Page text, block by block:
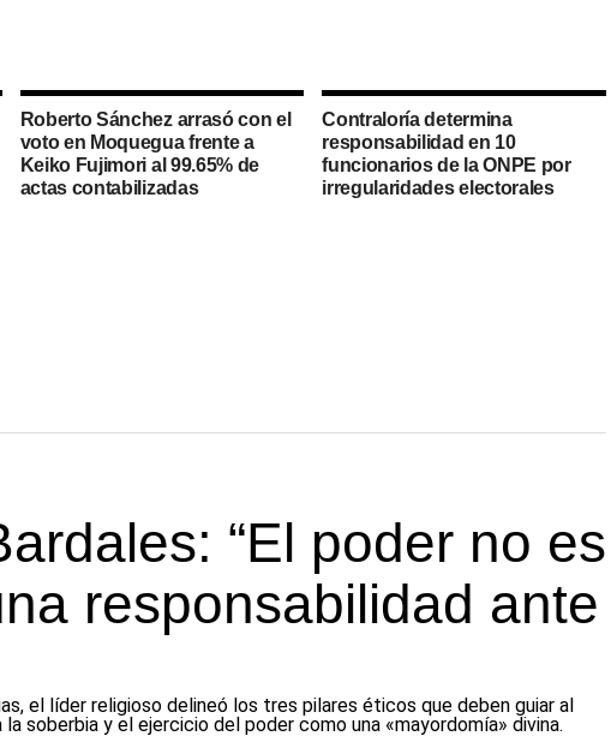
Roberto Sánchez arrasó con el
voto en Moquegua frente a
Keiko Fujimori al 99.65% de
actas contabilizadas
Contraloría determina
responsabilidad en 10
funcionarios de la ONPE por
irregularidades electorales
“El poder no es
responsabilidad ante
el líder religioso delineó los tres pilares éticos que deben guiar al
soberbia y el ejercicio del poder como una «mayordomía» divina.